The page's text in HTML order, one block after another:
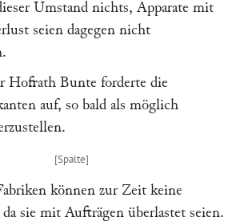
Umstand nichts, Apparate mit
seien dagegen nicht
Hofrath Bunte forderte die
auf, so bald als möglich
können zur Zeit keine
sie mit Aufträgen überlastet seien.